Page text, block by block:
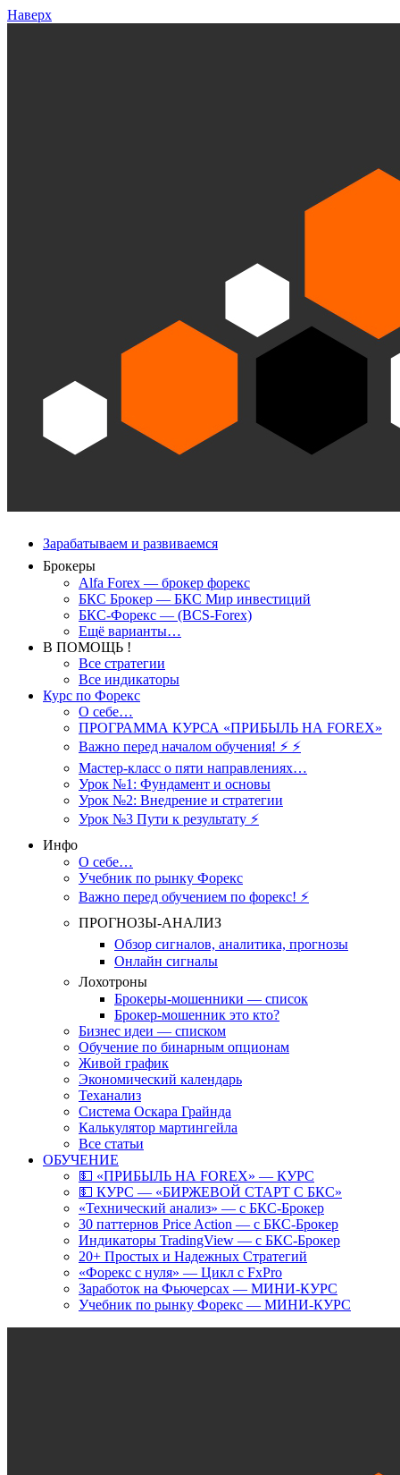
Наверх
Зарабатываем и развиваемся
Брокеры
Alfa Forex — брокер форекс
БКС Брокер — БКС Мир инвестиций
БКС-Форекс — (BCS-Forex)
Ещё варианты…
В ПОМОЩЬ !
Все стратегии
Все индикаторы
Курс по Форекс
О себе…
ПРОГРАММА КУРСА «ПРИБЫЛЬ НА FOREX»
Важно перед началом обучения! ⚡ ⚡
Мастер-класс о пяти направлениях…
Урок №1: Фундамент и основы
Урок №2: Внедрение и стратегии
Урок №3 Пути к результату ⚡️
Инфо
О себе…
Учебник по рынку Форекс
Важно перед обучением по форекс! ⚡
ПРОГНОЗЫ-АНАЛИЗ
Обзор сигналов, аналитика, прогнозы
Онлайн сигналы
Лохотроны
Брокеры-мошенники — список
Брокер-мошенник это кто?
Бизнес идеи — списком
Обучение по бинарным опционам
Живой график
Экономический календарь
Теханализ
Система Оскара Грайнда
Калькулятор мартингейла
Все статьи
ОБУЧЕНИЕ
💵 «ПРИБЫЛЬ НА FOREX» — КУРС
💵 КУРС — «БИРЖЕВОЙ СТАРТ С БКС»
«Технический анализ» — с БКС-Брокер
30 паттернов Price Action — с БКС-Брокер
Индикаторы TradingView — с БКС-Брокер
20+ Простых и Надежных Стратегий
«Форекс с нуля» — Цикл с FxPro
Заработок на Фьючерсах — МИНИ-КУРС
Учебник по рынку Форекс — МИНИ-КУРС